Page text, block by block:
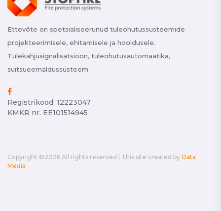
Ettevõte on spetsialiseerunud tuleohutussüsteemide
projekteerimisele, ehitamisele ja hooldusele.
Tulekahjusignalisatsioon, tuleohutusautomaatika,
suitsueemaldussüsteem.
Registrikood: 12223047
KMKR nr. EE101514945
Copyright ©2026 All rights reserved | This site created by Data
Media